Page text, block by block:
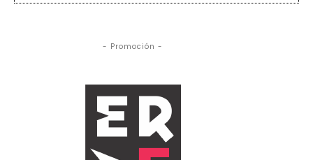
- Promoción -